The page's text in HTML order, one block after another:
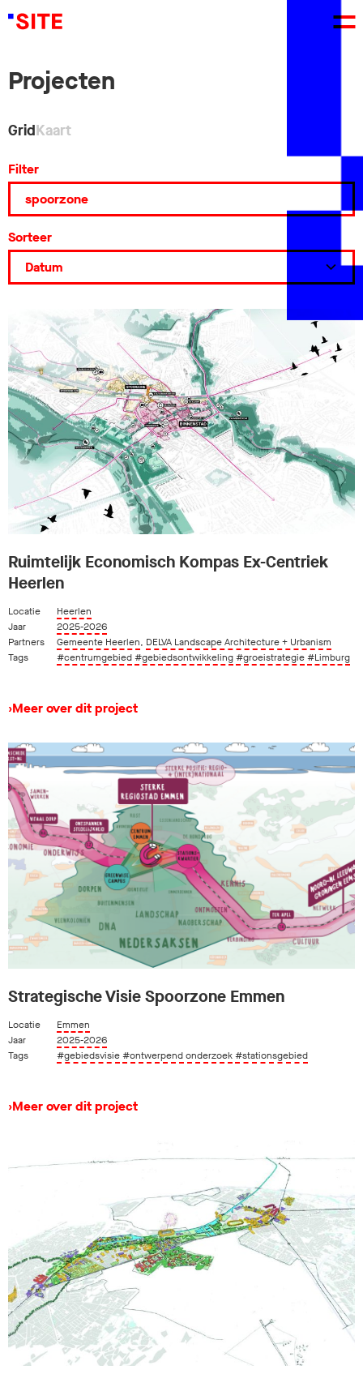
Projecten
GridKaart
Filter
Sorteer
Ruimtelijk Economisch Kompas Ex-Centriek
Heerlen
Locatie
Heerlen
Jaar
2025-2026
Partners
Gemeente Heerlen, DELVA Landscape Architecture + Urbanism
Tags
#centrumgebied#gebiedsontwikkeling#groeistrategie#Limburg
›Meer over dit project
Strategische Visie Spoorzone Emmen
Locatie
Emmen
Jaar
2025-2026
Tags
#gebiedsvisie#ontwerpend onderzoek#stationsgebied
›Meer over dit project